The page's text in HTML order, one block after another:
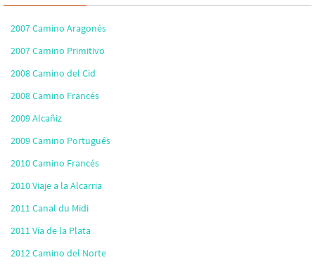
2007 Camino Aragonés
2007 Camino Primitivo
2008 Camino del Cid
2008 Camino Francés
2009 Alcañiz
2009 Camino Portugués
2010 Camino Francés
2010 Viaje a la Alcarria
2011 Canal du Midi
2011 Vía de la Plata
2012 Camino del Norte